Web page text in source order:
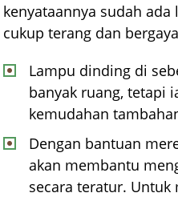
kenyataannya sudah
cukup terang dan
Lampu dinding di
banyak ruang, tetapi
kemudahan
Dengan bantuan
akan membantu
secara teratur. Untuk